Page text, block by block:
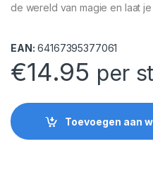
de wereld van magie en laat
EAN: 64167395377061
€14.95 per
Toevoegen aan